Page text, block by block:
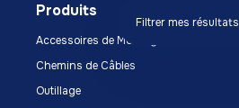
Produits
Accessoires de Montage
Chemins de Câbles
Outillage
Filtrer mes résultats